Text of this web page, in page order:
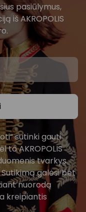
pasiūlymus,
iš AKROPOLIS
sutinki gauti
to AKROPOLIS
tvarkys
galėsi bet
nuorodą
kreipiantis